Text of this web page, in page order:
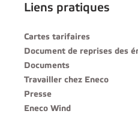
Liens pratiques
Cartes tarifaires
Document de reprises des
Documents
Travailler chez Eneco
Presse
Eneco Wind